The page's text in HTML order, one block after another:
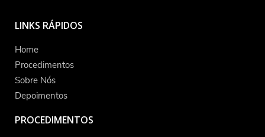
LINKS RÁPIDOS
Home
Procedimentos
Sobre Nós
Depoimentos
PROCEDIMENTOS